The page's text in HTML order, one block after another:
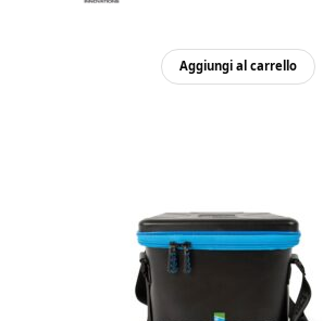
Aggiungi al carrello